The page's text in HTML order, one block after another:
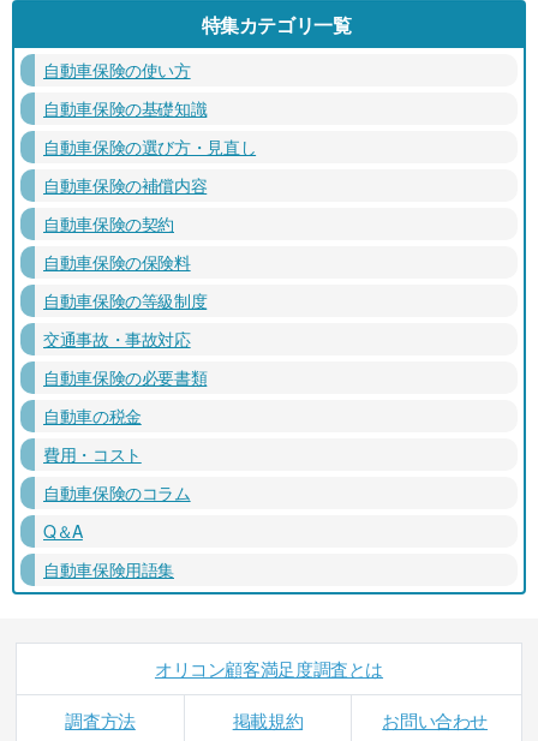
特集カテゴリ一覧
自動車保険の使い方
自動車保険の基礎知識
自動車保険の選び方・見直し
自動車保険の補償内容
自動車保険の契約
自動車保険の保険料
自動車保険の等級制度
交通事故・事故対応
自動車保険の必要書類
自動車の税金
費用・コスト
自動車保険のコラム
Q＆A
自動車保険用語集
オリコン顧客満足度調査とは
調査方法 掲載規約 お問い合わせ